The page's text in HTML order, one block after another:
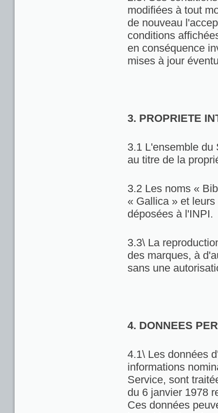
modifiées à tout
de nouveau
conditions
en conséquence
mises à jour
3. PROPRIETE
3.1 L'ensemble du
au titre de la
3.2 Les noms «
« Gallica » et
déposées à l'INPI.
3.3\ La
des marques, à
sans une
4. DONNEES
4.1\ Les données
informations
Service, sont
du 6 janvier 1978
Ces données